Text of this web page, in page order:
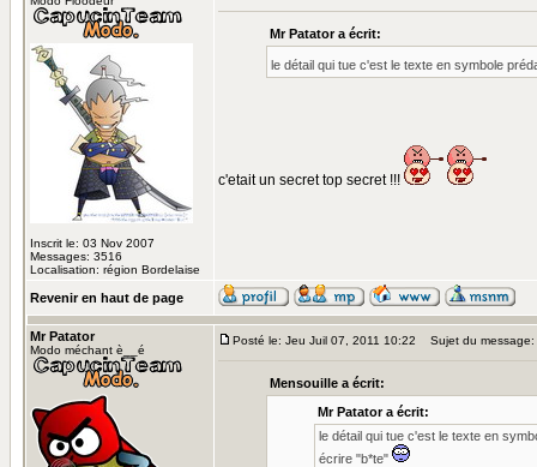
Inscrit le: 03 Nov 2007
Messages: 3516
Localisation: région Bordelaise
Mr Patator a écrit:
le détail qui tue c'est le texte en symbole
c'etait un secret top secret !!!
Revenir en haut de page
Mr Patator
Modo méchant è__é
Posté le: Jeu Juil 07, 2011 10:22 Sujet du message:
Mensouille a écrit:
Mr Patator a écrit:
le détail qui tue c'est le texte en
écrire "b*te"